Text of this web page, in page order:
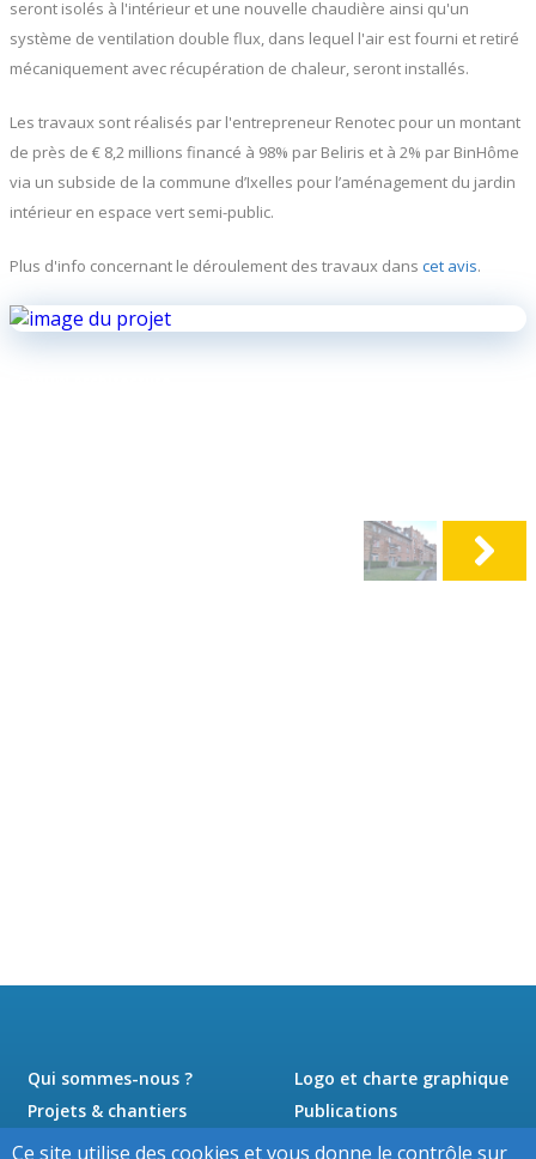
seront isolés à l'intérieur et une nouvelle chaudière ainsi qu'un
système de ventilation double flux, dans lequel l'air est fourni et retiré
mécaniquement avec récupération de chaleur, seront installés.
Les travaux sont réalisés par l'entrepreneur Renotec pour un montant
de près de € 8,2 millions financé à 98% par Beliris et à 2% par BinHôme
via un subside de la commune d’Ixelles pour l’aménagement du jardin
intérieur en espace vert semi-public.
Plus d'info concernant le déroulement des travaux dans cet avis.
Qui sommes-nous ?
Projets & chantiers
Actualités
Logo et charte graphique
Publications
Presse
Ce site utilise des cookies et vous donne le contrôle sur